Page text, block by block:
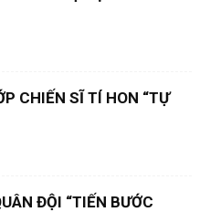
CHIẾN SĨ TÍ HON “TỰ
ĐỘI “TIẾN BƯỚC